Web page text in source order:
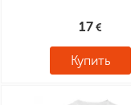
17
Купить